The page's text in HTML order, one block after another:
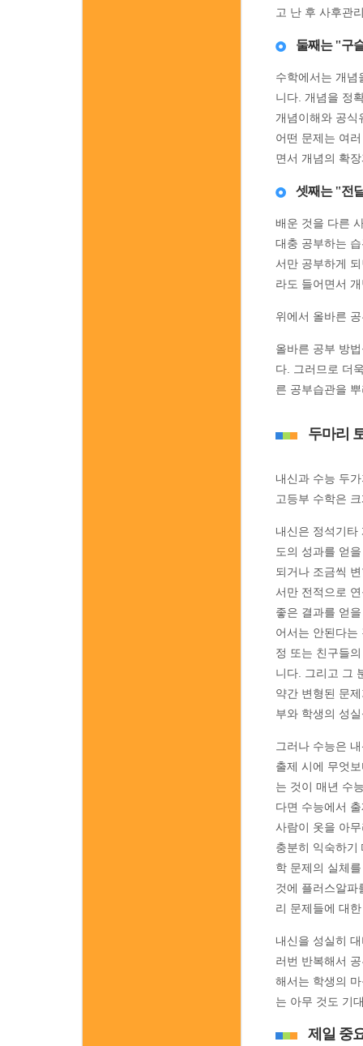
고 난 후 사후관
둘째는 "구
수학에서는 개념
니다. 개념을 정
개념이해와 공식
어떤 문제는 여
면서 개념의 확
셋째는 "전
배운 것을 다른
대충 공부하는
서만 공부하게
라도 들어면서
위에서 올바른
올바른 공부 방
다. 그러므로 더
른 공부습관을
두마리
내신과 수능 두
고등부 수학은
내신은 정석기타
도의 성과를 얻
되거나 조금씩
서만 전적으로
좋은 결과를 얻
어서는 안된다는
정 또는 친구들
니다. 그리고 그
약간 변형된 문
부와 학생의 성
그러나 수능은
출제 시에 무엇
는 것이 매년 수
다면 수능에서
사람이 옷을 아
충분히 익숙하기
학 문제의 실체
것에 플러스알파
리 문제들에 대
내신을 성실히
러번 반복해서
해서는 학생의
는 아무 것도 기
제일 중